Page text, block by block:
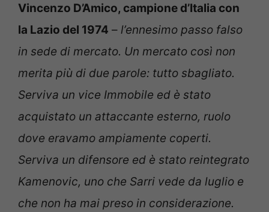
Vincenzo D’Amico, campione d’Italia con
la Lazio del 1974 – l’ennesimo passo falso
in sede di mercato. Un mercato così non
merita più di due parole: tutto sbagliato.
Serviva un vice Immobile ed è stato
acquistato un attaccante esterno, ruolo
dove eravamo ampiamente coperti.
Serviva un difensore ed è stato reintegrato
Kamenovic, uno che Sarri vede da luglio e
che non ha mai preso in considerazione.